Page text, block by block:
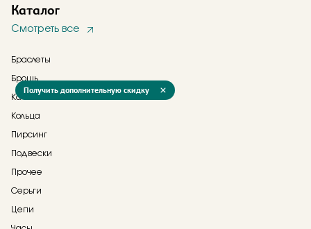
Каталог
Смотреть все
Браслеты
Брошь
Колье
Кольца
Пирсинг
Подвески
Прочее
Серьги
Цепи
Получить дополнительную скидку